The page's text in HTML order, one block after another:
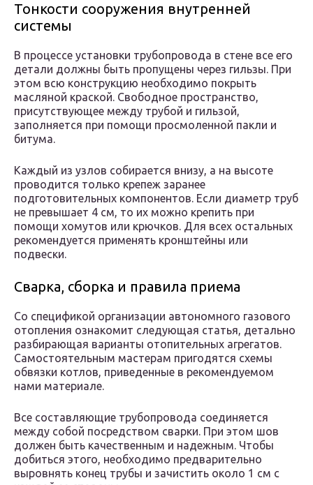
Тонкости сооружения внутренней
системы
В процессе установки трубопровода в стене все его
детали должны быть пропущены через гильзы. При
этом всю конструкцию необходимо покрыть
масляной краской. Свободное пространство,
присутствующее между трубой и гильзой,
заполняется при помощи просмоленной пакли и
битума.
Каждый из узлов собирается внизу, а на высоте
проводится только крепеж заранее
подготовительных компонентов. Если диаметр труб
не превышает 4 см, то их можно крепить при
помощи хомутов или крючков. Для всех остальных
рекомендуется применять кронштейны или
подвески.
Сварка, сборка и правила приема
Со спецификой организации автономного газового
отопления ознакомит следующая статья, детально
разбирающая варианты отопительных агрегатов.
Самостоятельным мастерам пригодятся схемы
обвязки котлов, приведенные в рекомендуемом
нами материале.
Все составляющие трубопровода соединяется
между собой посредством сварки. При этом шов
должен быть качественным и надежным. Чтобы
добиться этого, необходимо предварительно
выровнять конец трубы и зачистить около 1 см с